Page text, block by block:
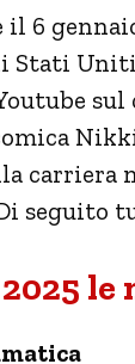
6
Uniti
sul
carriera
seguito